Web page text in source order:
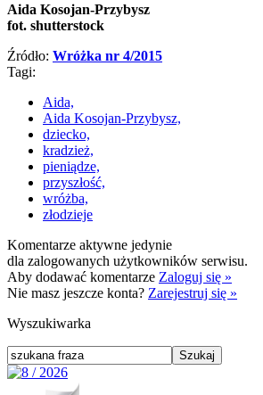
Aida Kosojan-Przybysz
fot. shutterstock
Źródło: Wróżka nr 4/2015
Tagi:
Aida,
Aida Kosojan-Przybysz,
dziecko,
kradzież,
pieniądze,
przyszłość,
wróżba,
złodzieje
Komentarze aktywne jedynie
dla zalogowanych użytkowników serwisu.
Aby dodawać komentarze Zaloguj się »
Nie masz jeszcze konta? Zarejestruj się »
Wyszukiwarka